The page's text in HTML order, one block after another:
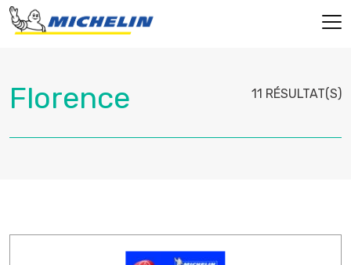
11 RÉSULTAT(S)